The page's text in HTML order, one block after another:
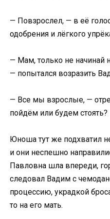
— Повзрослел, — в её
одобрения и лёгкого
— Мам, только не начинай
— попытался возразить
— Все мы взрослые, —
пойдём или будем стоять?
Юноша тут же подхватил
и они неспешно
Павловна шла впереди,
следовал Вадим с
процессию, украдкой
то на его мать.